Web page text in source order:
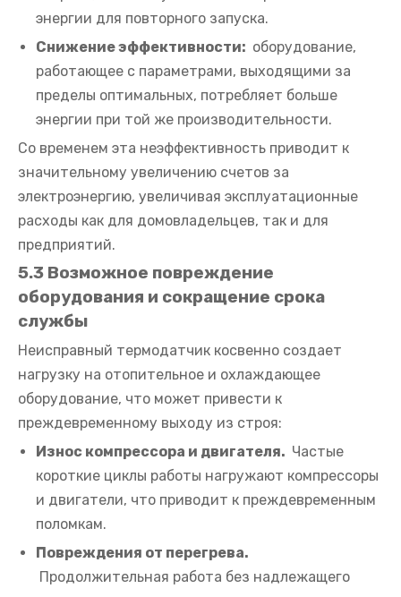
энергии для повторного запуска.
Снижение эффективности: оборудование,
работающее с параметрами, выходящими за
пределы оптимальных, потребляет больше
энергии при той же производительности.
Со временем эта неэффективность приводит к
значительному увеличению счетов за
электроэнергию, увеличивая эксплуатационные
расходы как для домовладельцев, так и для
предприятий.
5.3 Возможное повреждение
оборудования и сокращение срока
службы
Неисправный термодатчик косвенно создает
нагрузку на отопительное и охлаждающее
оборудование, что может привести к
преждевременному выходу из строя:
Износ компрессора и двигателя. Частые
короткие циклы работы нагружают компрессоры
и двигатели, что приводит к преждевременным
поломкам.
Повреждения от перегрева.
Продолжительная работа без надлежащего